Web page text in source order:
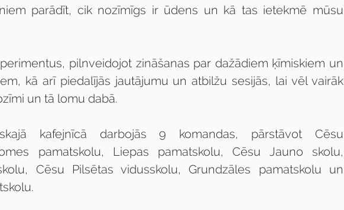
parādīt, cik nozīmīgs ir ūdens un kā tas ietekmē mūsu
pilnveidojot zināšanas par dažādiem ķīmiskiem un
kā arī piedalījās jautājumu un atbilžu sesijās, lai vēl vairāk
un tā lomu dabā.
kafejnīcā darbojās 9 komandas, pārstāvot Cēsu
pamatskolu, Liepas pamatskolu, Cēsu Jauno skolu,
Cēsu Pilsētas vidusskolu, Grundzāles pamatskolu un